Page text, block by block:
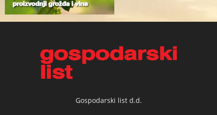
Gospodarski list d.d.